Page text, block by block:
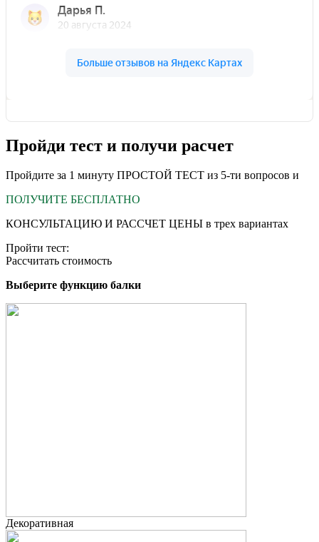
Пройди тест и получи расчет
Пройдите за 1 минуту ПРОСТОЙ ТЕСТ из 5-ти вопросов и
ПОЛУЧИТЕ БЕСПЛАТНО
КОНСУЛЬТАЦИЮ И РАССЧЕТ ЦЕНЫ в трех вариантах
Пройти тест:
Рассчитать стоимость
Выберите функцию балки
Декоративная